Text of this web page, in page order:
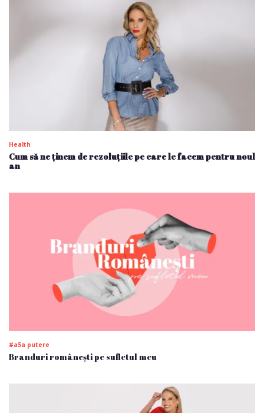
Health
Cum să ne ținem de rezoluțiile pe care le facem pentru noul
an
#a5a putere
Branduri românești pe sufletul meu